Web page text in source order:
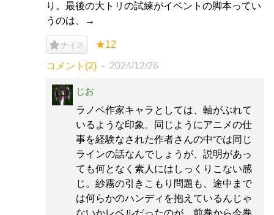
り。最後の大トリの試練がイベントの脚本ってい
うのは、→
ナイス ★12
コメント(2) 2024/12/26
じお
ラノベ作家キャラとしては、軸がぶれて
いるような印象。同じようにアニメの仕
事を経験なされた作者さんの中では同じ
ラインの話なんでしょうが、説明があっ
ても何となく素人にはしっくりこない感
じ。紗霧の引きこもり問題も、途中まで
は何らかのハンディを抱えているんじゃ
ないかレベルだったのが、前巻から今巻